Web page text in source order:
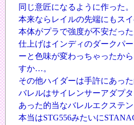
同じ意匠になるように作った。
本来ならレイルの先端にもス
本体がプラで強度が不安だった
仕上げはインディのダークパ
ーと色味が変わっちゃったか
すか…。
その他ハイダーは手許にあった
バレルはサイレンサーアダプ
あった的当なバレルエクステン
本当はSTG556みたいに